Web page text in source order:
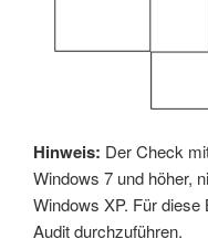
Hinweis: Der Check
Windows 7 und höher,
Windows XP. Für
Audit durchzuführen.